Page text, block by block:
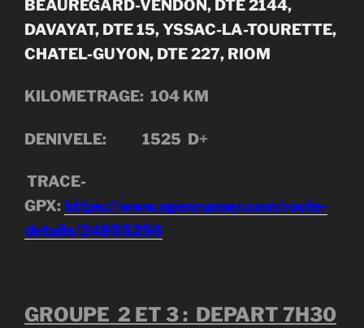
BEAUREGARD-VENDON, DTE 2144,
DAVAYAT, DTE 15, YSSAC-LA-TOURETTE,
CHATEL-GUYON, DTE 227, RIOM
KILOMETRAGE: 104 KM
DENIVELE: 1525 D+
TRACE-
GPX: https://www.openrunner.com/route-
details/24855256
GROUPE 2 ET 3 : DEPART 7H30